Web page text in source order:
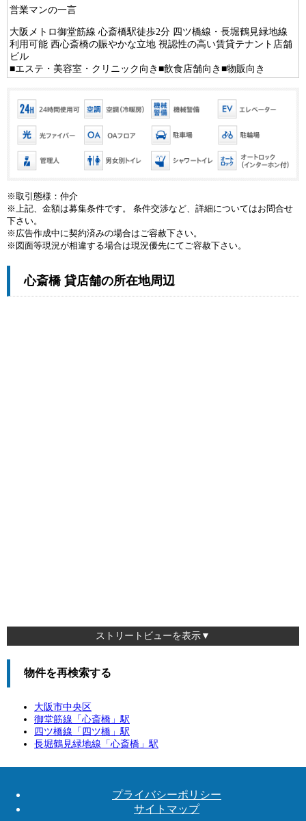
営業マンの一言
大阪メトロ御堂筋線 心斎橋駅徒歩2分 四ツ橋線・長堀鶴見緑地線
利用可能 西心斎橋の賑やかな立地 視認性の高い賃貸テナント店舗
ビル
■エステ・美容室・クリニック向き■飲食店舗向き■物販向き
※取引態様：仲介
※上記、金額は募集条件です。 条件交渉など、詳細についてはお問合せ
下さい。
※広告作成中に契約済みの場合はご容赦下さい。
※図面等現況が相違する場合は現況優先にてご容赦下さい。
心斎橋 貸店舗の所在地周辺
ストリートビューを表示▼
物件を再検索する
大阪市中央区
御堂筋線「心斎橋 」駅
四ツ橋線「 四ツ橋 」駅
長堀鶴見緑地線「心斎橋 」駅
プライバシーポリシー
サイトマップ